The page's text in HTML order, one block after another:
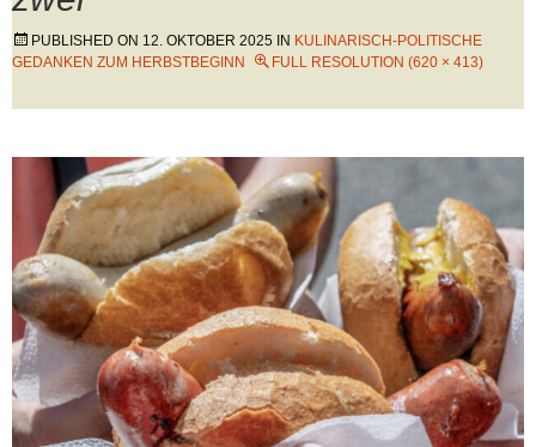
PUBLISHED ON 12. OKTOBER 2025 IN KULINARISCH-POLITISCHE
GEDANKEN ZUM HERBSTBEGINN
FULL RESOLUTION (620 × 413)